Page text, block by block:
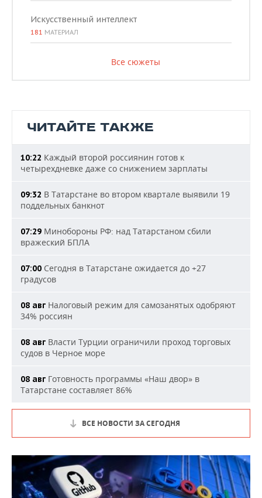
Искусственный интеллект
181 МАТЕРИАЛ
Все сюжеты
ЧИТАЙТЕ ТАКЖЕ
10:22 Каждый второй россиянин готов к
четырехдневке даже со снижением зарплаты
09:32 В Татарстане во втором квартале выявили 19
поддельных банкнот
07:29 Минобороны РФ: над Татарстаном сбили
вражеский БПЛА
07:00 Сегодня в Татарстане ожидается до +27
градусов
08 авг Налоговый режим для самозанятых одобряют
34% россиян
08 авг Власти Турции ограничили проход торговых
судов в Черное море
08 авг Готовность программы «Наш двор» в
Татарстане составляет 86%
ВСЕ НОВОСТИ ЗА СЕГОДНЯ